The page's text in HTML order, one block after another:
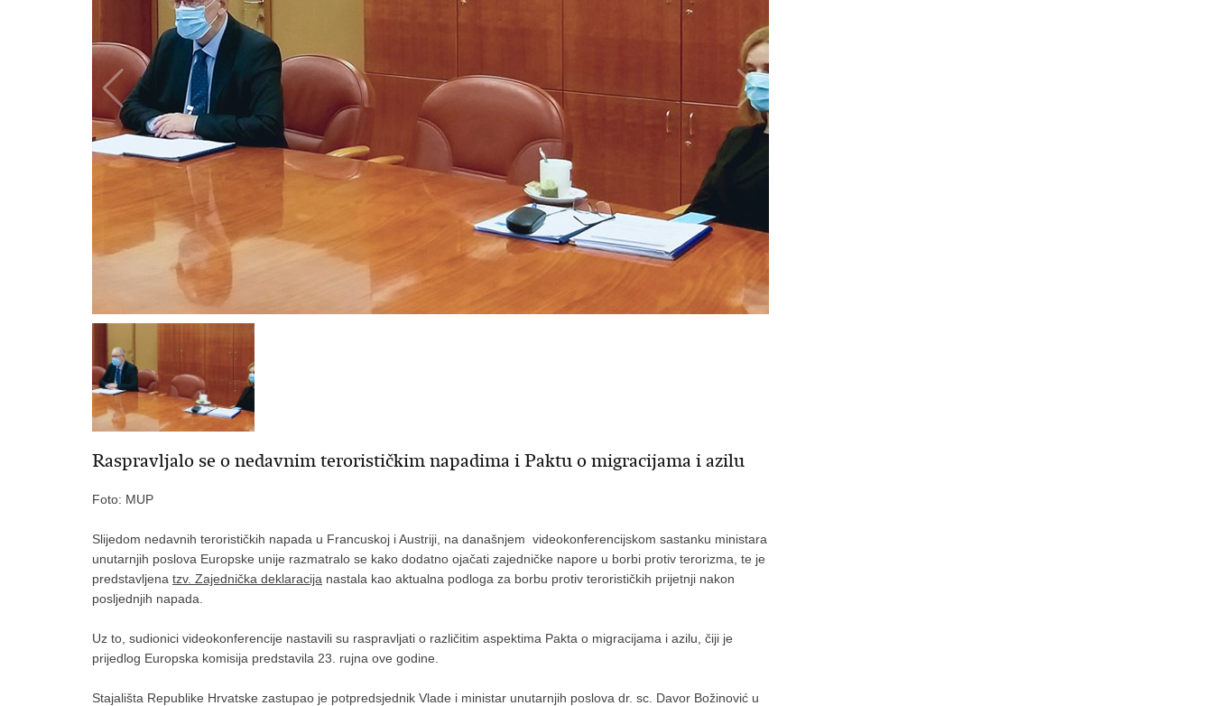
Raspravljalo se o nedavnim terorističkim napadima i Paktu o migracijama i azilu
Foto: MUP
Slijedom nedavnih terorističkih napada u Francuskoj i Austriji, na današnjem videokonferencijskom sastanku ministara
unutarnjih poslova Europske unije razmatralo se kako dodatno ojačati zajedničke napore u borbi protiv terorizma, te je
predstavljena tzv. Zajednička deklaracija nastala kao aktualna podloga za borbu protiv terorističkih prijetnji nakon
posljednjih napada.
Uz to, sudionici videokonferencije nastavili su raspravljati o različitim aspektima Pakta o migracijama i azilu, čiji je
prijedlog Europska komisija predstavila 23. rujna ove godine.
Stajališta Republike Hrvatske zastupao je potpredsjednik Vlade i ministar unutarnjih poslova dr. sc. Davor Božinović u